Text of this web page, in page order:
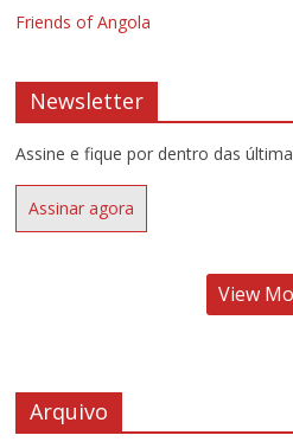
Friends of Angola
Newsletter
Assine e fique por dentro das
Assinar agora
View
Arquivo